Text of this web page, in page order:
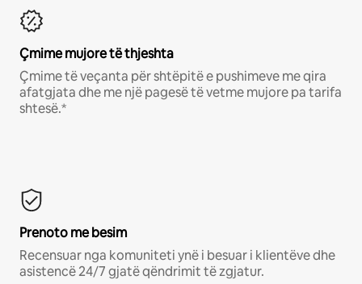
Çmime mujore të thjeshta
Çmime të veçanta për shtëpitë e pushimeve me qira
afatgjata dhe me një pagesë të vetme mujore pa tarifa
shtesë.*
Prenoto me besim
Recensuar nga komuniteti ynë i besuar i klientëve dhe
asistencë 24/7 gjatë qëndrimit të zgjatur.